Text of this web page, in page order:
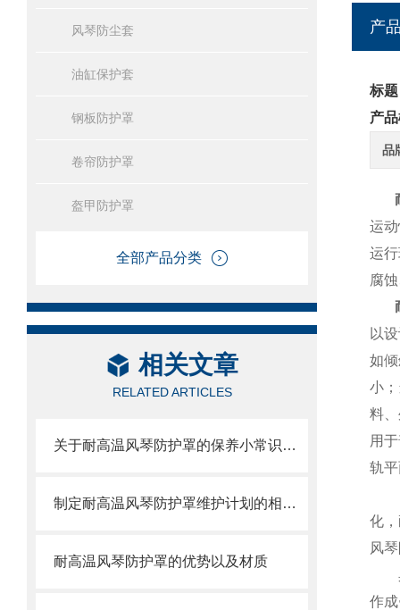
风琴防尘套
油缸保护套
钢板防护罩
卷帘防护罩
盔甲防护罩
全部产品分类
相关文章
RELATED ARTICLES
关于耐高温风琴防护罩的保养小常识介绍
制定耐高温风琴防护罩维护计划的相关策略
耐高温风琴防护罩的优势以及材质
产
标
产
品
运
运
腐
以
如
小
料
用
轨
化
风
作